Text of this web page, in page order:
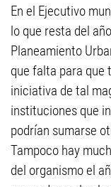
En el Ejecutivo
lo que resta del
Planeamiento
que falta para que
iniciativa de tal
instituciones que
podrían sumarse
Tampoco hay
del organismo el